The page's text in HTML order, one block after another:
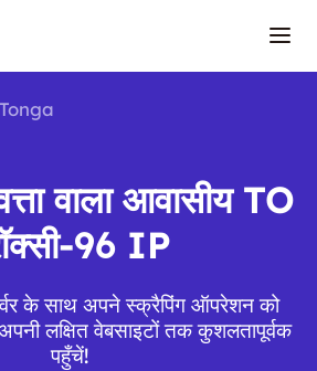
Tonga
वाला आवासीय TO
96 IP
के साथ अपने स्क्रैपिंग ऑपरेशन को
लक्षित वेबसाइटों तक कुशलतापूर्वक
पहुँचें!